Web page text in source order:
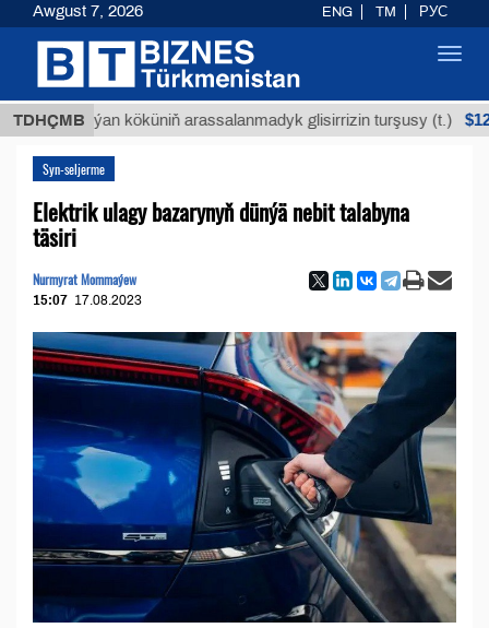
TDHÇMB
Buýan köküniň arassalanmadyk glisirrizin turşusy (t.) $12935,18
Syn-seljerme
Elektrik ulagy bazarynyň dünýä nebit talabyna
täsiri
Nurmyrat Mommaýew
15:07 17.08.2023
Awgust 7, 2026 ENG TM РУС